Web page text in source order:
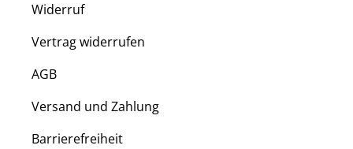
Widerruf
Vertrag widerrufen
AGB
Versand und Zahlung
Barrierefreiheit